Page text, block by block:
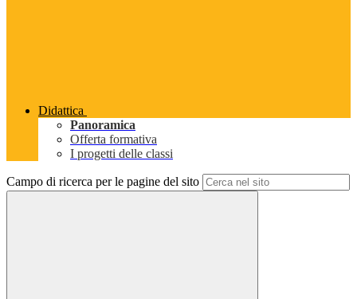
Didattica
Panoramica
Offerta formativa
I progetti delle classi
Campo di ricerca per le pagine del sito